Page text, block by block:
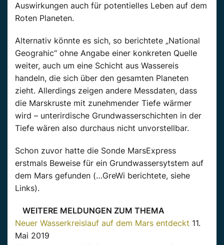
Auswirkungen auch für potentielles Leben auf dem
Roten Planeten.
Alternativ könnte es sich, so berichtete „National
Geograhic“ ohne Angabe einer konkreten Quelle
weiter, auch um eine Schicht aus Wassereis
handeln, die sich über den gesamten Planeten
zieht. Allerdings zeigen andere Messdaten, dass
die Marskruste mit zunehmender Tiefe wärmer
wird – unterirdische Grundwasserschichten in der
Tiefe wären also durchaus nicht unvorstellbar.
Schon zuvor hatte die Sonde MarsExpress
erstmals Beweise für ein Grundwassersytstem auf
dem Mars gefunden (…GreWi berichtete, siehe
Links).
WEITERE MELDUNGEN ZUM THEMA
Neuer Wasserkreislauf auf dem Mars entdeckt 11.
Mai 2019